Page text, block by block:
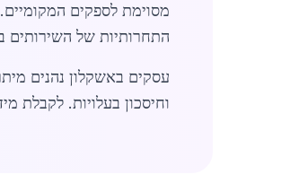
מסוימת לספקים
התחרותיות של השירותים
עסקים באשקלון נהנים
וחיסכון בעלויות. לקבלת